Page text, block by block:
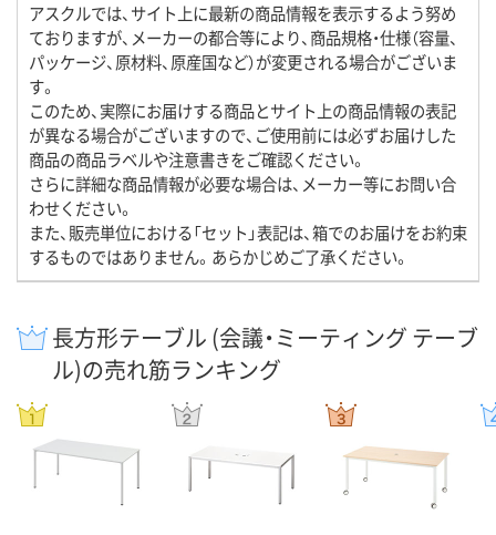
アスクルでは、サイト上に最新の商品情報を表示するよう努め
ておりますが、メーカーの都合等により、商品規格・仕様（容量、
パッケージ、原材料、原産国など）が変更される場合がございま
す。
このため、実際にお届けする商品とサイト上の商品情報の表記
が異なる場合がございますので、ご使用前には必ずお届けした
商品の商品ラベルや注意書きをご確認ください。
さらに詳細な商品情報が必要な場合は、メーカー等にお問い合
わせください。
また、販売単位における「セット」表記は、箱でのお届けをお約束
するものではありません。あらかじめご了承ください。
長方形テーブル (会議・ミーティング テーブ
ル)の売れ筋ランキング